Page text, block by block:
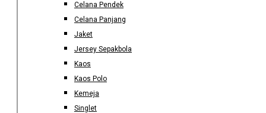
Celana Pendek
Celana Panjang
Jaket
Jersey Sepakbola
Kaos
Kaos Polo
Kemeja
Singlet